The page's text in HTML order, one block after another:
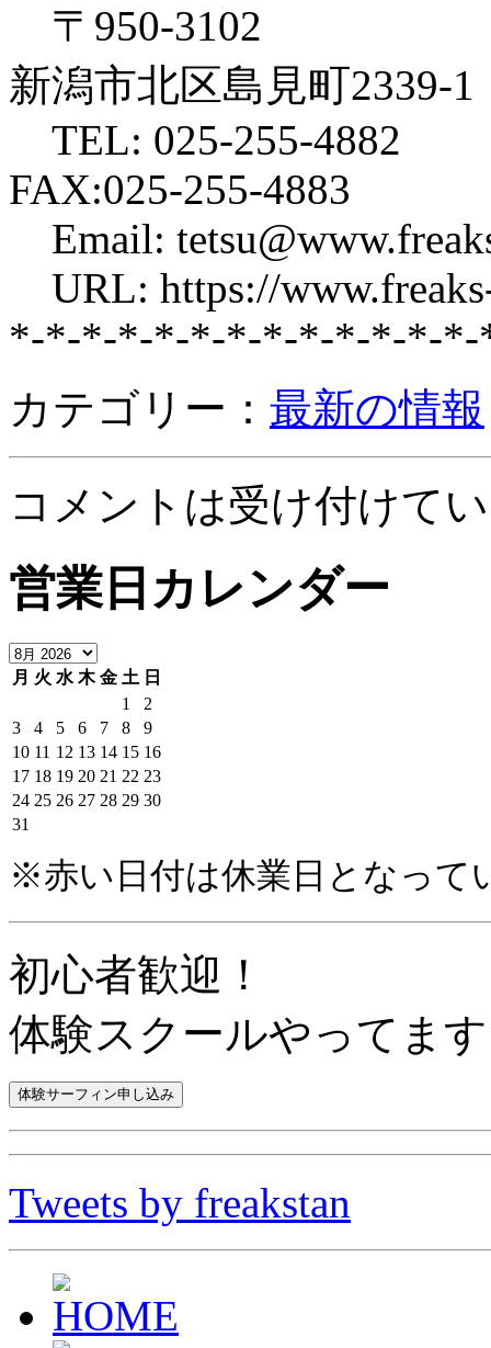
〒950-3102
新潟市北区島見町2339-1
TEL: 025-255-4882
FAX:025-255-4883
Email:
URL: https://
*-*-*-*-*-*-*-*-*-*-*-*-
カテゴリー： 最新の情報
コメントは受け付けて
営業日カレンダー
月 火 水 木 金 土 日
1
2
3
4 5 6 7 8
9
10 11 12 13 14 15 16
17 18 19 20 21 22 23
24 25 26 27 28 29 30
31
※赤い日付は休業日となって
初心者歓迎！
体験スクールやってま
Tweets by freakstan